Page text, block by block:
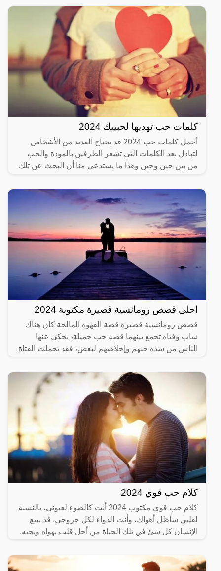
كلمات حب تهديها لحبيبك 2024
أجمل كلمات حب 2024 قد يحتاج العديد من الأشخاص
لتبادل بعد الكلمات التي تشعر الطرفين بالمودة والحب
من بين حين وحين وهذا ما يستدعي منا أن البحث عن تلك
احلى قصص رومانسية قصيرة مكتوبة 2024
قصص رومانسية قصيرة قصة القهوة المالحة كان هناك
شاب وفتاة تجمع بينهما قصة حب جميلة، يحكي عنها
الناس من شدة حبهم وإخلاصهم لبعض، فقد تحملت الفتاة
كلام حب قوي 2024
كلام حب قوي مكتوب 2024 أنت كالضوء لعيوني، بالنسبة
لقلبي سأظل أهواك، وأنت الدواء لكل جروحي. قد يبيع
الإنسان كل شئ في تلك الحياة من أجل قلب يهواه ويحبه.